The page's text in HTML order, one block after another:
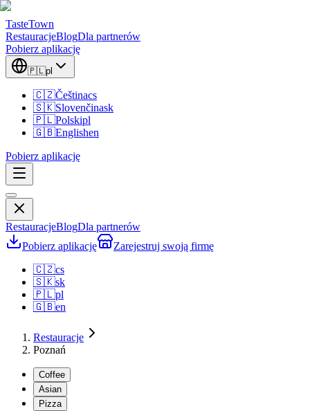
TasteTown
RestauracjeBlogDla partnerów
Pobierz aplikację
🇵🇱pl
🇨🇿Češtinacs
🇸🇰Slovenčinask
🇵🇱Polskipl
🇬🇧Englishen
Pobierz aplikację
RestauracjeBlogDla partnerów
Pobierz aplikację
Zarejestruj swoją firmę
🇨🇿cs
🇸🇰sk
🇵🇱pl
🇬🇧en
Restauracje
Poznań
Coffee
Asian
Pizza